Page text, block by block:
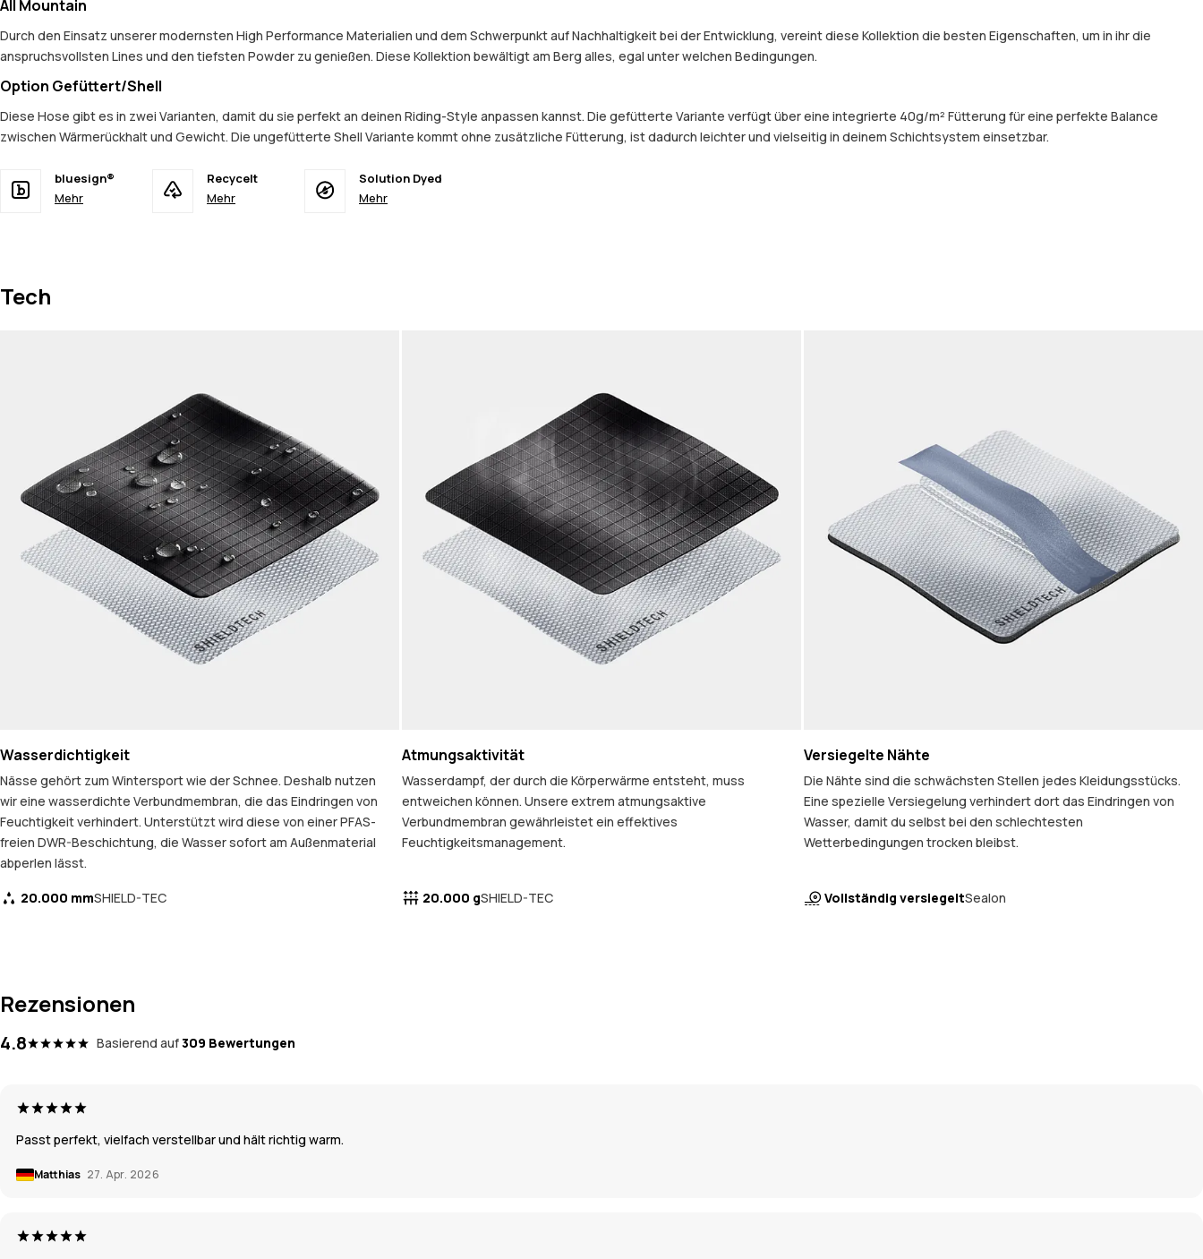
All Mountain
Durch den Einsatz unserer modernsten High Performance Materialien und dem Schwerpunkt auf Nachhaltigkeit bei der Entwicklung, vereint diese Kollektion die besten Eigenschaften, um in ihr die
anspruchsvollsten Lines und den tiefsten Powder zu genießen. Diese Kollektion bewältigt am Berg alles, egal unter welchen Bedingungen.
Option Gefüttert/Shell
Diese Hose gibt es in zwei Varianten, damit du sie perfekt an deinen Riding-Style anpassen kannst. Die gefütterte Variante verfügt über eine integrierte 40g/m² Fütterung für eine perfekte Balance
zwischen Wärmerückhalt und Gewicht. Die ungefütterte Shell Variante kommt ohne zusätzliche Fütterung, ist dadurch leichter und vielseitig in deinem Schichtsystem einsetzbar.
bluesign®
Mehr
Recycelt
Mehr
Solution Dyed
Mehr
Tech
Wasserdichtigkeit
Nässe gehört zum Wintersport wie der Schnee. Deshalb nutzen
wir eine wasserdichte Verbundmembran, die das Eindringen von
Feuchtigkeit verhindert. Unterstützt wird diese von einer PFAS-
freien DWR-Beschichtung, die Wasser sofort am Außenmaterial
abperlen lässt.
20.000 mmSHIELD-TEC
Atmungsaktivität
Wasserdampf, der durch die Körperwärme entsteht, muss
entweichen können. Unsere extrem atmungsaktive
Verbundmembran gewährleistet ein effektives
Feuchtigkeitsmanagement.
20.000 gSHIELD-TEC
Versiegelte Nähte
Die Nähte sind die schwächsten Stellen jedes Kleidungsstücks.
Eine spezielle Versiegelung verhindert dort das Eindringen von
Wasser, damit du selbst bei den schlechtesten
Wetterbedingungen trocken bleibst.
Vollständig versiegeltSealon
Rezensionen
4.8 Basierend auf309 Bewertungen
Passt perfekt, vielfach verstellbar und hält richtig warm.
Matthias 27. Apr. 2026